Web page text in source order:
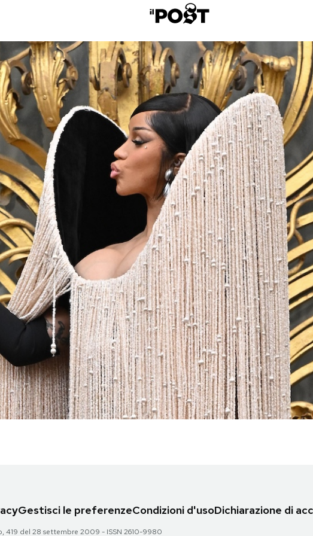
Gestisci le preferenzeCondizioni d'usoDichiarazione di
419 del 28 settembre 2009 - ISSN 2610-9980